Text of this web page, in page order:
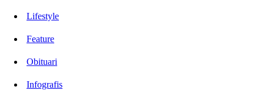
Lifestyle
Feature
Obituari
Infografis